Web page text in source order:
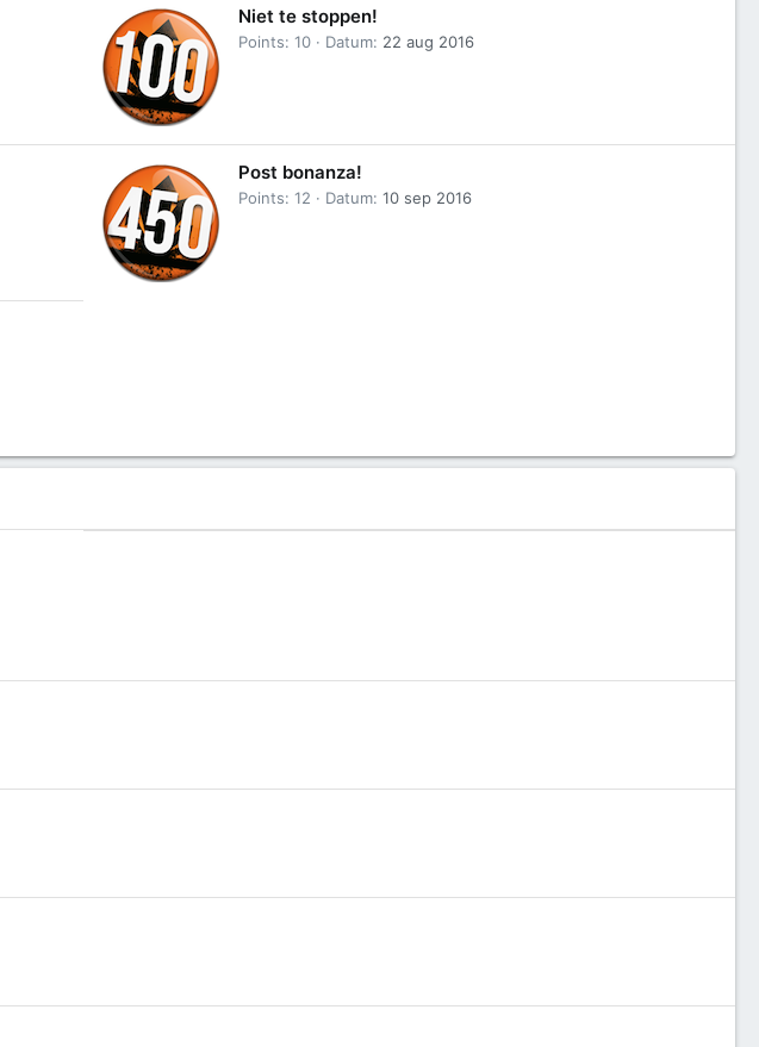
Niet te stoppen!
Points 10 Datum 22 aug 2016
Post bonanza!
Points 12 Datum 10 sep 2016